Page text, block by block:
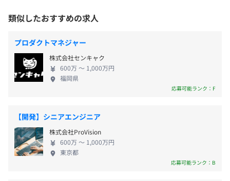
Docker、AWS CloudFormation、Ansible、Amazon
ECS、Amazon CloudWatch
・持株制度
昇給・昇格年１回（７月）
各種社会保険完備
社会構造の変容に対応すべく、 “お客さま起点で銀行
ビジネス”の再構築を図る「DX（デジタルトランスフ
ォーメーション）」を推進しています。 既存事業の
改革はもちろんのこと、将来を見据えた新規事業の
創出を並行でおこない、 ビジネスの変化の速さに対
応するためにシステム内製化組織（開発チーム）の
立ち上げとアジャイル開発の導入を2018年から推進
んなの銀行』が開業 2021年1月4日、今までになかっ
た次世代銀行「デジタルバンク（みんなの銀行）」
が開業しました。 「デジタルバンク（みんなの銀
行）」は、1981年以降生まれのミレニアル世代をタ
ーゲットに、 デジタルネイティブな視点でゼロから
類似したおすすめの求人
プロダクトマネジャー
株式会社センキャク
600万 〜 1,000万円
福岡県
応募可能ランク：F
【開発】シニアエンジニア
株式会社ProVision
600万 〜 1,000万円
東京都
応募可能ランク：B